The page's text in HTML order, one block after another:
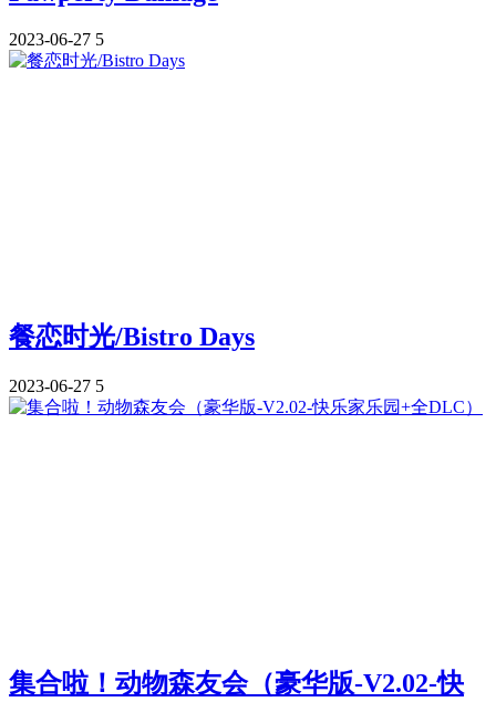
2023-06-27 5
餐恋时光/Bistro Days
2023-06-27 5
集合啦！动物森友会（豪华版-V2.02-快